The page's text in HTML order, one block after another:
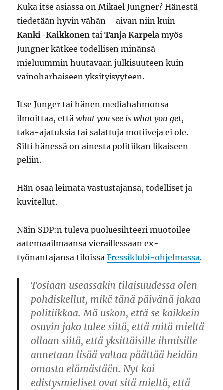
Kuka itse asiassa on Mikael Jungner? Hänestä
tiedetään hyvin vähän – aivan niin kuin
Kanki-Kaikkonen taiTanja Karpela myös
Jungner kätkee todellisen minänsä
mieluummin huutavaan julkisuuteen kuin
vainoharhaiseen yksityisyyteen.
Itse Junger tai hänen mediahahmonsa
ilmoittaa, että what you see is what you get,
taka-ajatuksia tai salattuja motiiveja ei ole.
Silti hänessä on ainesta politiikan likaiseen
peliin.
Hän osaa leimata vastustajansa, todelliset ja
kuvitellut.
Näin SDP:n tuleva puoluesihteeri muotoilee
aatemaailmaansa vieraillessaan ex-
työnantajansa tiloissaPressiklubi-ohjelmassa.
Tosiaan useassakin tilaisuudessa olen
pohdiskellut, mikä tänä päivänä jakaa
politiikkaa. Mä uskon, että se kaikkein
osuvin jako tulee siitä, että mitä mieltä
ollaan siitä, että yksittäisille ihmisille
annetaan lisää valtaa päättää heidän
omasta elämästään. Nyt kai
edistysmieliset ovat sitä mieltä, että